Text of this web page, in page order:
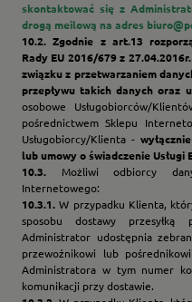
skontaktować się z
drogą meilową na adres
10.2. Zgodnie z art.13
Rady EU 2016/679 z
związku z przetwarzaniem
przepływu takich danych oraz
osobowe Usługobiorców/
pośrednictwem Sklepu
Usługobiorcy/Klienta -
lub umowy o świadczenie Usługi
10.3. Możliwi odbiorcy
Internetowego:
10.3.1. W przypadku Klienta,
sposobu dostawy przesyłką
Administrator udostępnia
przewoźnikowi lub
Administratora w tym numer
komunikacji przy dostawie.